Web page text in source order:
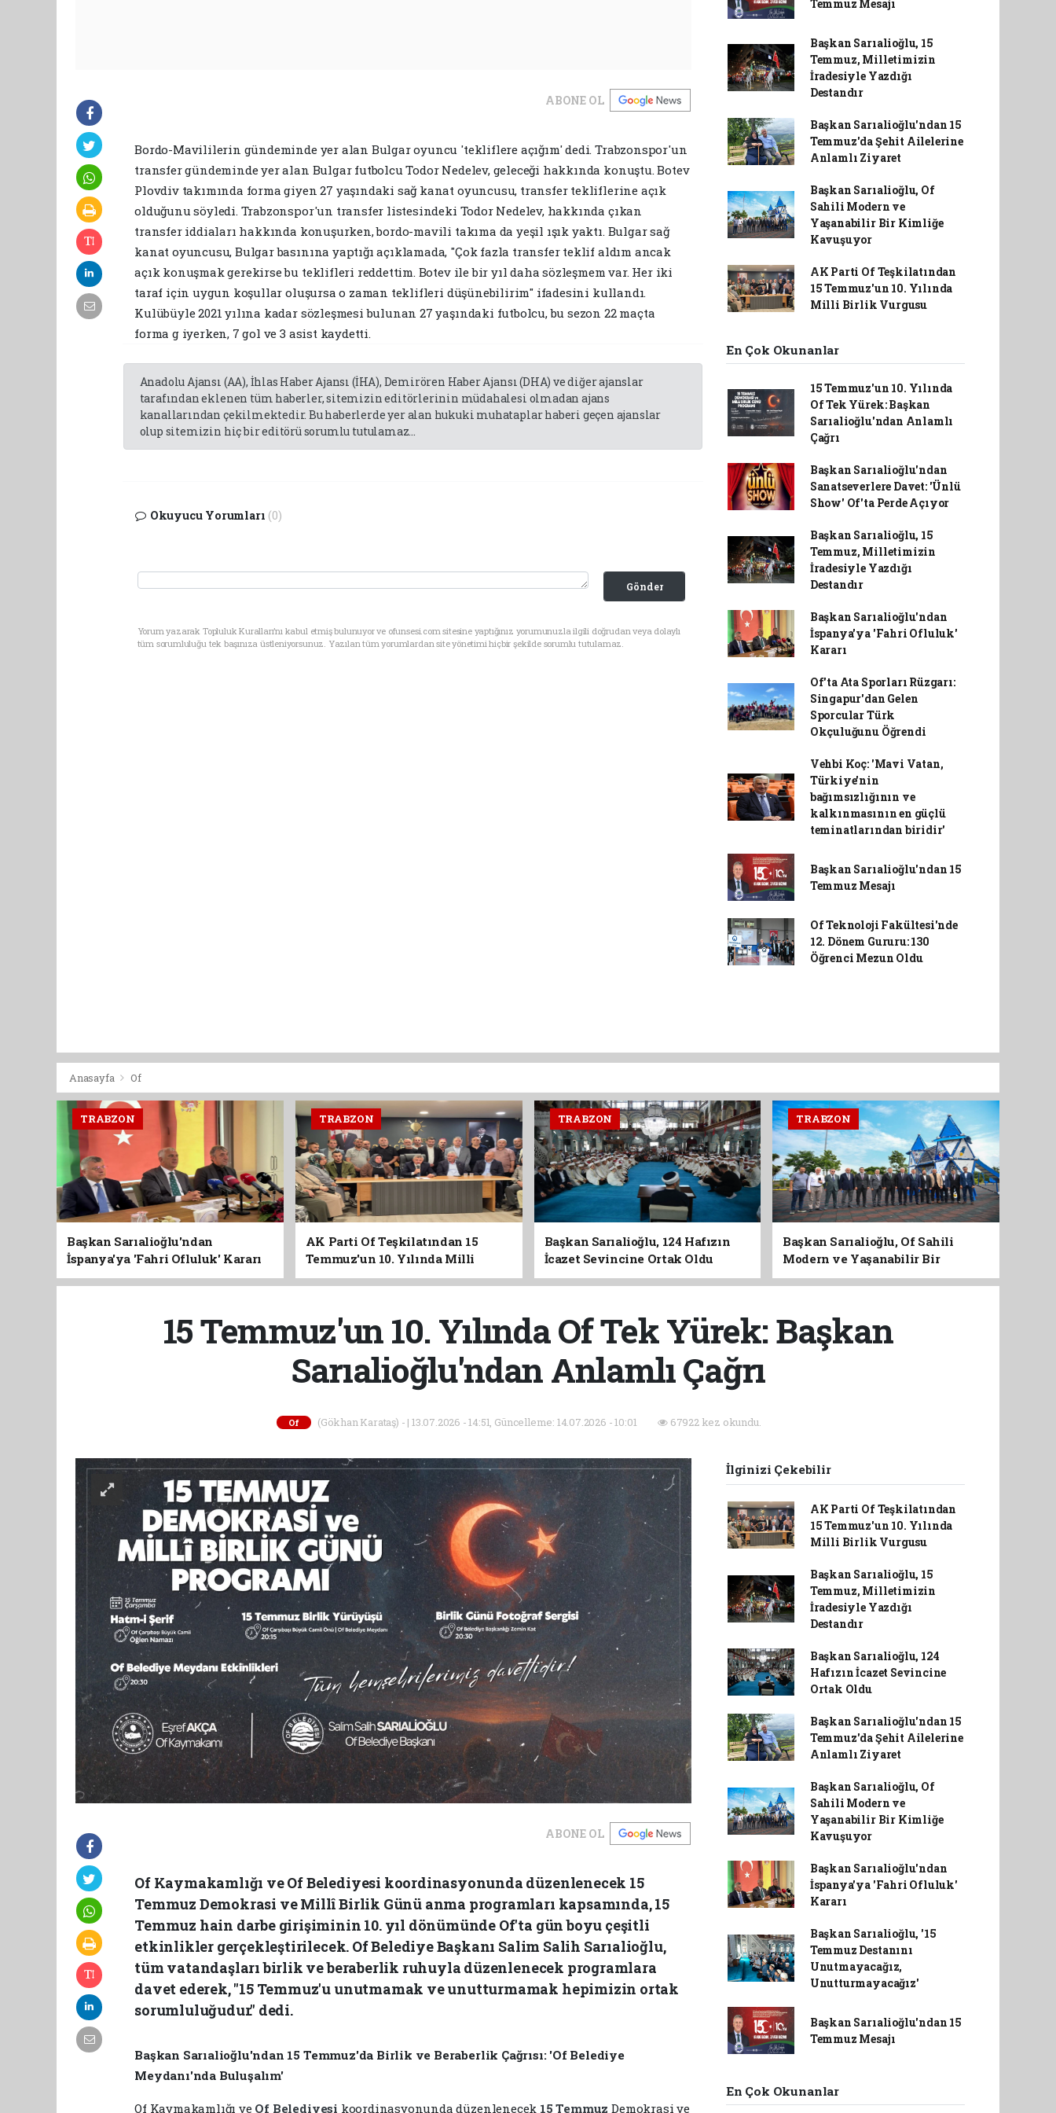
ABONE OL
Bordo-Mavililerin gündeminde yer alan Bulgar oyuncu 'tekliflere açığım' dedi. Trabzonspor'un
transfer gündeminde yer alan Bulgar futbolcu Todor Nedelev, geleceği hakkında konuştu. Botev
Plovdiv takımında forma giyen 27 yaşındaki sağ kanat oyuncusu, transfer tekliflerine açık
olduğunu söyledi. Trabzonspor'un transfer listesindeki Todor Nedelev, hakkında çıkan
transfer iddiaları hakkında konuşurken, bordo-mavili takıma da yeşil ışık yaktı. Bulgar sağ
kanat oyuncusu, Bulgar basınına yaptığı açıklamada, "Çok fazla transfer teklif aldım ancak
açık konuşmak gerekirse bu teklifleri reddettim. Botev ile bir yıl daha sözleşmem var. Her iki
taraf için uygun koşullar oluşursa o zaman teklifleri düşünebilirim" ifadesini kullandı.
Kulübüyle 2021 yılına kadar sözleşmesi bulunan 27 yaşındaki futbolcu, bu sezon 22 maçta
forma g iyerken, 7 gol ve 3 asist kaydetti.
Anadolu Ajansı (AA), İhlas Haber Ajansı (İHA), Demirören Haber Ajansı (DHA) ve diğer ajanslar
tarafından eklenen tüm haberler, sitemizin editörlerinin müdahalesi olmadan ajans
kanallarından çekilmektedir. Bu haberlerde yer alan hukuki muhataplar haberi geçen ajanslar
olup sitemizin hiç bir editörü sorumlu tutulamaz...
Okuyucu Yorumları (0)
Gönder
Yorum yazarak Topluluk Kuralları’nı kabul etmiş bulunuyor ve ofunsesi.com sitesine yaptığınız yorumunuzla ilgili doğrudan veya dolaylı
tüm sorumluluğu tek başınıza üstleniyorsunuz. Yazılan tüm yorumlardan site yönetimi hiçbir şekilde sorumlu tutulamaz.
Temmuz Mesajı
Başkan Sarıalioğlu, 15
Temmuz, Milletimizin
İradesiyle Yazdığı
Destandır
Başkan Sarıalioğlu'ndan 15
Temmuz'da Şehit Ailelerine
Anlamlı Ziyaret
Başkan Sarıalioğlu, Of
Sahili Modern ve
Yaşanabilir Bir Kimliğe
Kavuşuyor
AK Parti Of Teşkilatından
15 Temmuz'un 10. Yılında
Milli Birlik Vurgusu
En Çok Okunanlar
15 Temmuz'un 10. Yılında
Of Tek Yürek: Başkan
Sarıalioğlu'ndan Anlamlı
Çağrı
Başkan Sarıalioğlu'ndan
Sanatseverlere Davet: 'Ünlü
Show' Of'ta Perde Açıyor
Başkan Sarıalioğlu, 15
Temmuz, Milletimizin
İradesiyle Yazdığı
Destandır
Başkan Sarıalioğlu'ndan
İspanya'ya 'Fahri Ofluluk'
Kararı
Of'ta Ata Sporları Rüzgarı:
Singapur'dan Gelen
Sporcular Türk
Okçuluğunu Öğrendi
Vehbi Koç: 'Mavi Vatan,
Türkiye'nin
bağımsızlığının ve
kalkınmasının en güçlü
teminatlarından biridir'
Başkan Sarıalioğlu'ndan 15
Temmuz Mesajı
Of Teknoloji Fakültesi'nde
12. Dönem Gururu: 130
Öğrenci Mezun Oldu
Anasayfa Of
TRABZON
Başkan Sarıalioğlu'ndan
İspanya'ya 'Fahri Ofluluk' Kararı
TRABZON
AK Parti Of Teşkilatından 15
Temmuz'un 10. Yılında Milli
Birlik Vurgusu
TRABZON
Başkan Sarıalioğlu, 124 Hafızın
İcazet Sevincine Ortak Oldu
TRABZON
Başkan Sarıalioğlu, Of Sahili
Modern ve Yaşanabilir Bir
Kimliğe Kavuşuyor
15 Temmuz'un 10. Yılında Of Tek Yürek: Başkan
Sarıalioğlu'ndan Anlamlı Çağrı
Of (Gökhan Karataş) - | 13.07.2026 - 14:51, Güncelleme: 14.07.2026 - 10:01 67922 kez okundu.
ABONE OL
Of Kaymakamlığı ve Of Belediyesi koordinasyonunda düzenlenecek 15
Temmuz Demokrasi ve Millî Birlik Günü anma programları kapsamında, 15
Temmuz hain darbe girişiminin 10. yıl dönümünde Of'ta gün boyu çeşitli
etkinlikler gerçekleştirilecek. Of Belediye Başkanı Salim Salih Sarıalioğlu,
tüm vatandaşları birlik ve beraberlik ruhuyla düzenlenecek programlara
davet ederek, "15 Temmuz'u unutmamak ve unutturmamak hepimizin ortak
sorumluluğudur." dedi.
Başkan Sarıalioğlu'ndan 15 Temmuz'da Birlik ve Beraberlik Çağrısı: 'Of Belediye
Meydanı'nda Buluşalım'
Of Kaymakamlığı ve Of Belediyesi koordinasyonunda düzenlenecek 15 TemmuzDemokrasi ve
İlginizi Çekebilir
AK Parti Of Teşkilatından
15 Temmuz'un 10. Yılında
Milli Birlik Vurgusu
Başkan Sarıalioğlu, 15
Temmuz, Milletimizin
İradesiyle Yazdığı
Destandır
Başkan Sarıalioğlu, 124
Hafızın İcazet Sevincine
Ortak Oldu
Başkan Sarıalioğlu'ndan 15
Temmuz'da Şehit Ailelerine
Anlamlı Ziyaret
Başkan Sarıalioğlu, Of
Sahili Modern ve
Yaşanabilir Bir Kimliğe
Kavuşuyor
Başkan Sarıalioğlu'ndan
İspanya'ya 'Fahri Ofluluk'
Kararı
Başkan Sarıalioğlu, '15
Temmuz Destanını
Unutmayacağız,
Unutturmayacağız'
Başkan Sarıalioğlu'ndan 15
Temmuz Mesajı
En Çok Okunanlar